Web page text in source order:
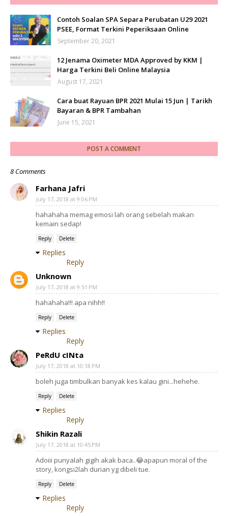
Contoh Soalan SPA Separa Perubatan U29 2021
PSEE, Format Terkini Peperiksaan Online
September 20, 2021
12 Jenama Oximeter MDA Approved by KKM |
Harga Terkini Beli Online Malaysia
August 17, 2021
Cara buat Rayuan BPR 2021 Mulai 15 Jun | Tarikh
Bayaran & BPR Tambahan
June 15, 2021
POST A COMMENT
8 Comments
Farhana Jafri
July 17, 2018 at 9:06 PM
hahahaha memag emosi lah orang sebelah makan
kemain sedap!
Reply Delete
Replies
Reply
Unknown
July 17, 2018 at 9:51 PM
hahahaha!!! apa nihh!!
Reply Delete
Replies
Reply
PeRdU cINta
July 17, 2018 at 10:18 PM
boleh juga timbulkan banyak kes kalau gini...hehehe.
Reply Delete
Replies
Reply
Shikin Razali
July 17, 2018 at 10:45 PM
Adoiii punyalah gigih akak baca..😂apapun moral of the
story, kongsi2lah durian yg dibeli tue.
Reply Delete
Replies
Reply